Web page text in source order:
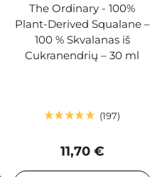
The Ordinary - 100%
Plant-Derived Squalane –
100 % Skvalanas iš
Cukranendrių – 30 ml
197
11,70 €